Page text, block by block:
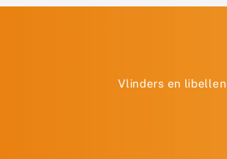
Vlinders en libellen